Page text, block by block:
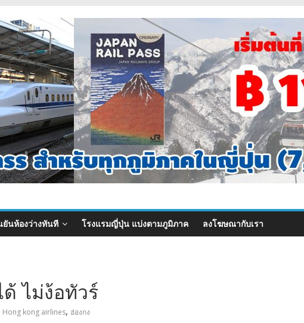
ยันห้องว่างทันที โรงแรมญี่ปุ่น แบ่งตามภูมิภาค ลงโฆษณากับเรา
ด้ ไม่ง้อทัวร์
Hong kong airlines, ฮ่องกง